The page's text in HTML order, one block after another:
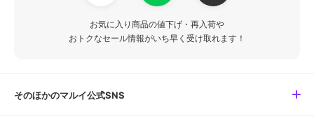
お気に入り商品の値下げ・再入荷や
おトクなセール情報がいち早く受け取れます！
そのほかのマルイ公式SNS